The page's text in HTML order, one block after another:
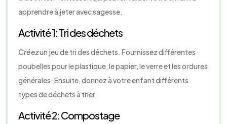
apprendre à jeter avec sagesse.
Activité 1: Tri des déchets
Créezun jeu de tri des déchets. Fournissez différentes
poubelles pour le plastique, le papier, le verre et les ordures
générales. Ensuite, donnez à votre enfant différents
types de déchets à trier.
Activité 2: Compostage